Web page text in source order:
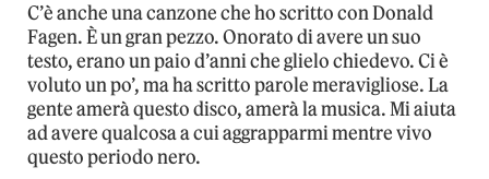
C’è anche una canzone che ho scritto con Donald
Fagen. È un gran pezzo. Onorato di avere un suo
testo, erano un paio d’anni che glielo chiedevo. Ci è
voluto un po’, ma ha scritto parole meravigliose. La
gente amerà questo disco, amerà la musica. Mi aiuta
ad avere qualcosa a cui aggrapparmi mentre vivo
questo periodo nero.